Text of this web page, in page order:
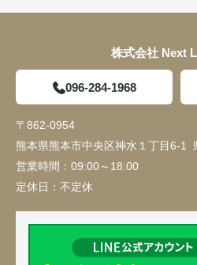
株式会社 Next
096-284-1968
〒862-0954
熊本県熊本市中央区神水１丁目6-1
営業時間： 09:00～18:00
定休日： 不定休